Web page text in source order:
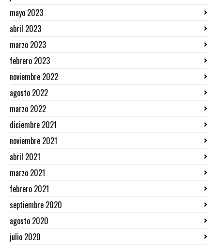
mayo 2023
abril 2023
marzo 2023
febrero 2023
noviembre 2022
agosto 2022
marzo 2022
diciembre 2021
noviembre 2021
abril 2021
marzo 2021
febrero 2021
septiembre 2020
agosto 2020
julio 2020